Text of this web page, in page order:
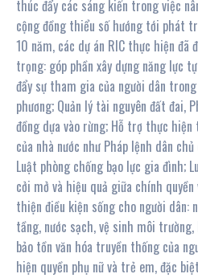
thúc đẩy các sáng kiến trong việc
cộng đồng thiểu số hướng tới phát
10 năm, các dự án RIC thực hiện đã
trọng: góp phần xây dựng năng lực
đẩy sự tham gia của người dân
phương; Quản lý tài nguyên đất đai,
đồng dựa vào rừng; Hỗ trợ thực
của nhà nước như Pháp lệnh dân
Luật phòng chống bạo lực gia đình;
cởi mở và hiệu quả giữa chính quyền
thiện điều kiện sống cho người dân:
tầng, nước sạch, vệ sinh môi
bảo tồn văn hóa truyền thống của
hiện quyền phụ nữ và trẻ em, đặc